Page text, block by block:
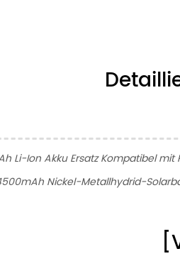
Li-Ion Akku Ersatz Kompatibel
Nickel-Metallhydrid-